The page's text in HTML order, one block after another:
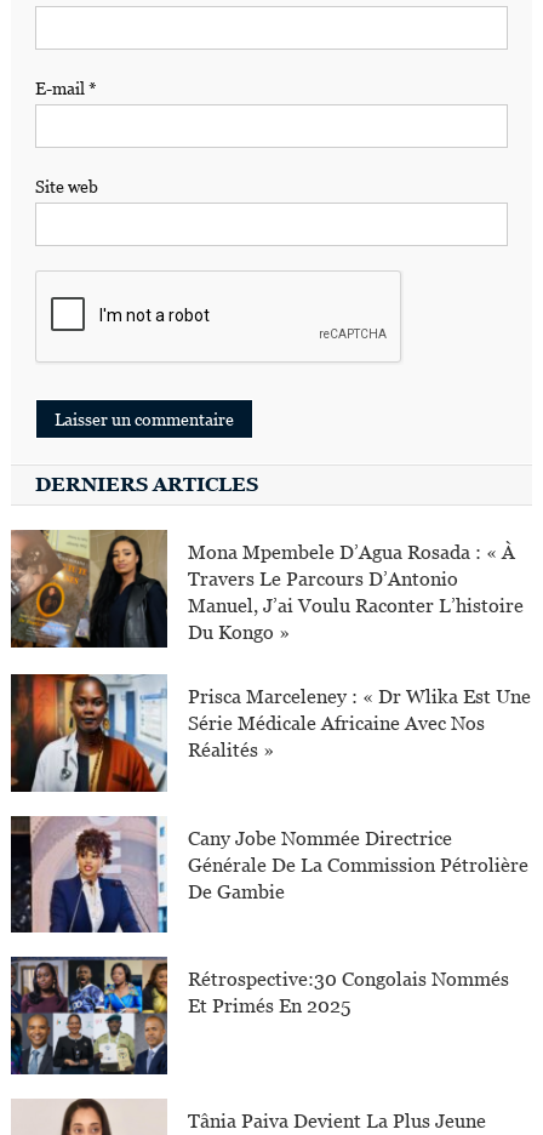
E-mail *
Site web
DERNIERS ARTICLES
Mona Mpembele D’Agua Rosada : « À
Travers Le Parcours D’Antonio
Manuel, J’ai Voulu Raconter L’histoire
Du Kongo »
Prisca Marceleney : « Dr Wlika Est Une
Série Médicale Africaine Avec Nos
Réalités »
Cany Jobe Nommée Directrice
Générale De La Commission Pétrolière
De Gambie
Rétrospective:30 Congolais Nommés
Et Primés En 2025
Tânia Paiva Devient La Plus Jeune